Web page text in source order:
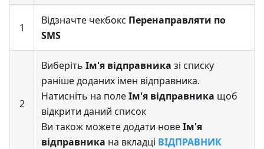
1
Відзначте чекбокс Перенаправляти по
SMS
2
Виберіть Ім'я відправника зі списку
раніше доданих імен відправника.
Натисніть на полеІм'я відправника щоб
відкрити даний список
Ви також можете додати новеІм'я
відправника на вкладці ВІДПРАВНИК